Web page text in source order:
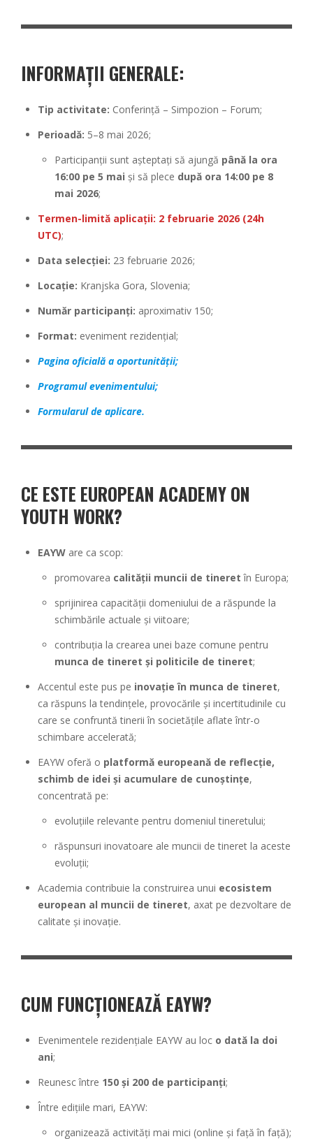
INFORMAȚII GENERALE:
Tip activitate: Conferință – Simpozion – Forum;
Perioadă: 5–8 mai 2026;
Participanții sunt așteptați să ajungă până la ora
16:00 pe 5 mai și să plece după ora 14:00 pe 8
mai 2026;
Termen-limită aplicații: 2 februarie 2026 (24h
UTC);
Data selecției: 23 februarie 2026;
Locație: Kranjska Gora, Slovenia;
Număr participanți: aproximativ 150;
Format: eveniment rezidențial;
Pagina oficială a oportunității;
Programul evenimentului;
Formularul de aplicare.
CE ESTE EUROPEAN ACADEMY ON
YOUTH WORK?
EAYW are ca scop:
promovarea calității muncii de tineret în Europa;
sprijinirea capacității domeniului de a răspunde la
schimbările actuale și viitoare;
contribuția la crearea unei baze comune pentru
munca de tineret și politicile de tineret;
Accentul este pus pe inovație în munca de tineret,
ca răspuns la tendințele, provocările și incertitudinile cu
care se confruntă tinerii în societățile aflate într-o
schimbare accelerată;
EAYW oferă o platformă europeană de reflecție,
schimb de idei și acumulare de cunoștințe,
concentrată pe:
evoluțiile relevante pentru domeniul tineretului;
răspunsuri inovatoare ale muncii de tineret la aceste
evoluții;
Academia contribuie la construirea unui ecosistem
european al muncii de tineret, axat pe dezvoltare de
calitate și inovație.
CUM FUNCȚIONEAZĂ EAYW?
Evenimentele rezidențiale EAYW au loc o dată la doi
ani;
Reunesc între 150 și 200 de participanți;
Între edițiile mari, EAYW:
organizează activități mai mici (online și față în față);